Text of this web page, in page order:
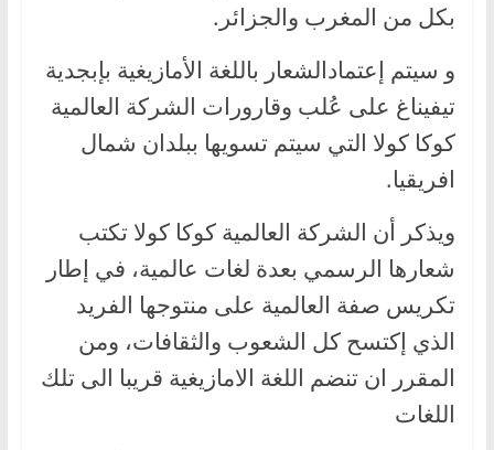
بكل من المغرب والجزائر.
و سيتم إعتمادالشعار باللغة الأمازيغية بإبجدية
تيفيناغ على عُلب وقارورات الشركة العالمية
كوكا كولا التي سيتم تسويها ببلدان شمال
افريقيا.
ويذكر أن الشركة العالمية كوكا كولا تكتب
شعارها الرسمي بعدة لغات عالمية، في إطار
تكريس صفة العالمية على منتوجها الفريد
الذي إكتسح كل الشعوب والثقافات، ومن
المقرر ان تنضم اللغة الامازيغية قريبا الى تلك
اللغات